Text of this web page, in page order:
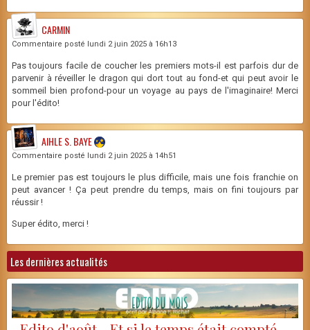
CARMIN
Commentaire posté lundi 2 juin 2025 à 16h13
Pas toujours facile de coucher les premiers mots-il est parfois dur de
parvenir à réveiller le dragon qui dort tout au fond-et qui peut avoir le
sommeil bien profond-pour un voyage au pays de l'imaginaire! Merci
pour l'édito!
AIHLE S. BAYE
Commentaire posté lundi 2 juin 2025 à 14h51
Le premier pas est toujours le plus difficile, mais une fois franchie on
peut avancer ! Ça peut prendre du temps, mais on fini toujours par
réussir !
Super édito, merci !
Les dernières actualités